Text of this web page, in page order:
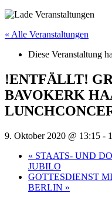
« Alle Veranstaltungen
Diese Veranstaltung
!ENTFÄLLT!
BAVOKERK
9. Oktober 2020 @ 13:15 -
« STAATS- UND
JUBILO
GOTTESDIENST
BERLIN »